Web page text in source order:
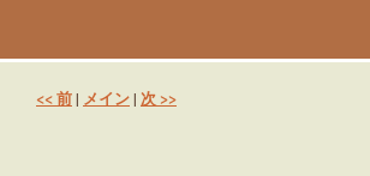
<< 前| メイン| 次 >>